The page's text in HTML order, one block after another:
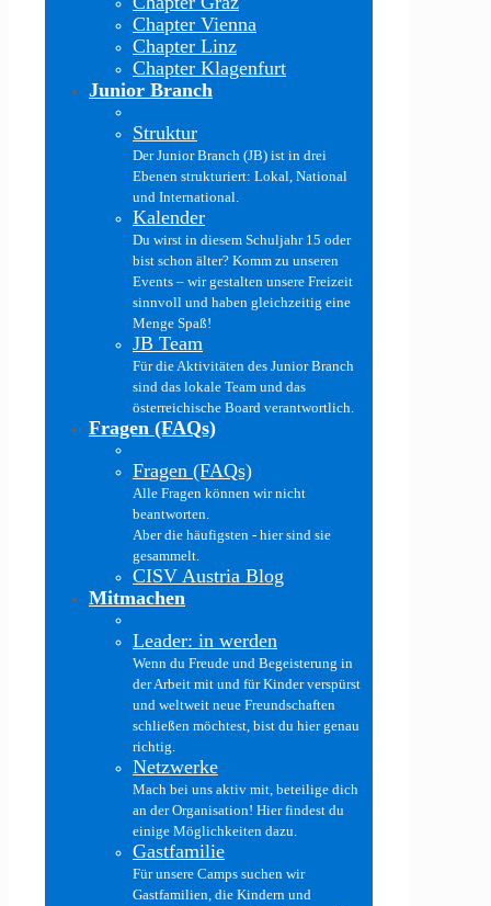
Chapter Vienna
Chapter Linz
Chapter Klagenfurt
Junior Branch
Struktur
Der Junior Branch (JB) ist in drei
Ebenen strukturiert: Lokal, National
und International.
Kalender
Du wirst in diesem Schuljahr 15 oder
bist schon älter? Komm zu unseren
Events – wir gestalten unsere Freizeit
sinnvoll und haben gleichzeitig eine
Menge Spaß!
JB Team
Für die Aktivitäten des Junior Branch
sind das lokale Team und das
österreichische Board verantwortlich.
Fragen (FAQs)
Fragen (FAQs)
Alle Fragen können wir nicht
beantworten.
Aber die häufigsten - hier sind sie
gesammelt.
CISV Austria Blog
Mitmachen
Leader: in werden
Wenn du Freude und Begeisterung in
der Arbeit mit und für Kinder verspürst
und weltweit neue Freundschaften
schließen möchtest, bist du hier genau
richtig.
Netzwerke
Mach bei uns aktiv mit, beteilige dich
an der Organisation! Hier findest du
einige Möglichkeiten dazu.
Gastfamilie
Für unsere Camps suchen wir
Gastfamilien, die Kindern und